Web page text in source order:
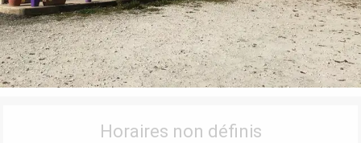
OUVERTURE ET COORDONNÉES
Horaires non définis